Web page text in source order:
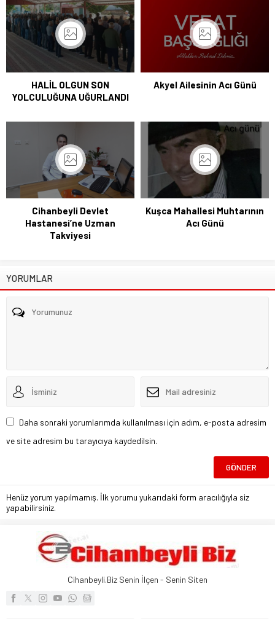
HALİL OLGUN SON
YOLCULUĞUNA UĞURLANDI
Akyel Ailesinin Acı Günü
Cihanbeyli Devlet
Hastanesi’ne Uzman
Takviyesi
Kuşca Mahallesi Muhtarının
Acı Günü
YORUMLAR
Daha sonraki yorumlarımda kullanılması için adım, e-posta adresim
ve site adresim bu tarayıcıya kaydedilsin.
Henüz yorum yapılmamış. İlk yorumu yukarıdaki form aracılığıyla siz
yapabilirsiniz.
Cihanbeyli.Biz Senin İlçen - Senin Siten